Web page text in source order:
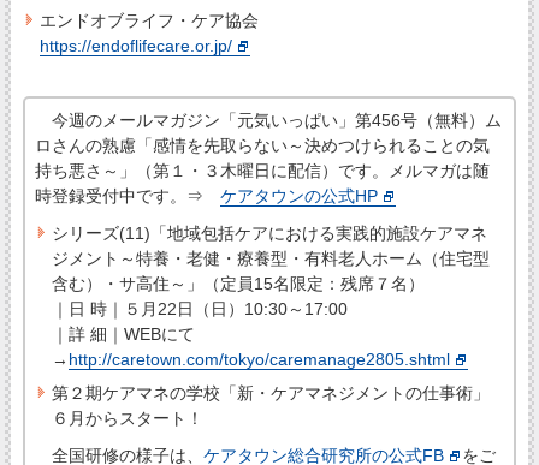
エンドオブライフ・ケア協会
https://endoflifecare.or.jp/
今週のメールマガジン「元気いっぱい」第456号（無料）ム
ロさんの熟慮「感情を先取らない～決めつけられることの気
持ち悪さ～」（第１・３木曜日に配信）です。メルマガは随
時登録受付中です。⇒ ケアタウンの公式HP
シリーズ(11)「地域包括ケアにおける実践的施設ケアマネ
ジメント～特養・老健・療養型・有料老人ホーム（住宅型
含む）・サ高住～」（定員15名限定：残席７名）
｜日 時｜５月22日（日）10:30～17:00
｜詳 細｜WEBにて
→ http://caretown.com/tokyo/caremanage2805.shtml
第２期ケアマネの学校「新・ケアマネジメントの仕事術」
６月からスタート！
全国研修の様子は、 ケアタウン総合研究所の公式FB
をご